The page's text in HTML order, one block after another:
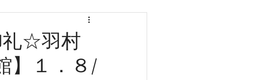
礼☆羽村
】１．８/